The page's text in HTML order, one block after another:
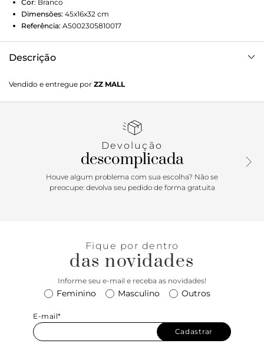
Cor: Branco
Dimensões: 45x16x32 cm
Referência: A5002305810017
Descrição
formato estruturado, laterais arredondadas e acabamento
acetinado. Traz duas alças de mão em tiras finas e bag
puxador e detalhe de costuras em forma geométrica na
Vendido e entregue por ZZ MALL
Devolução
descomplicada
Houve algum problema com sua escolha? Não se
preocupe: devolva seu pedido de forma gratuita
Fique por dentro
das novidades
Informe seu e-mail e receba as novidades!
Feminino Masculino Outros
E-mail*
Cadastrar